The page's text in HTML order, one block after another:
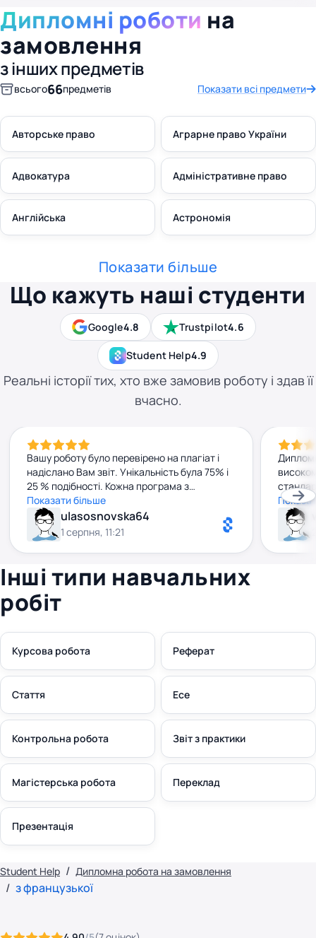
Дипломні роботи на
замовлення
з інших предметів
всього66предметів Показати всі предмети
Авторське право Аграрне право України
Адвокатура Адміністративне право
Англійська Астрономія
Показати більше
Google4.8 Trustpilot4.6
Student Help4.9
Що кажуть наші студенти
Реальні історії тих, хто вже замовив роботу і здав її
вчасно.
Вашу роботу було перевірено на плагіат і
надіслано Вам звіт. Унікальність була 75% і
25 % подібності. Кожна програма з
перевірки може мати похибку на кілька
відсотків та визначати окремо відсоток
плагіату та відсоток унікальнсоті. Будь
ласка, не плутайте ці 2 різні поняття. До
того ж, за Вашим проханням, робота була
надіслана Вам раніше вказаного терміну.
Якщо щось зроблено не за вимогами Ви
можете звернутися для доопрацювання.
Показати більше
ulasosnovska64
1 серпня, 11:21
Дуже
Інші типи навчальних
робіт
Курсова робота Реферат
Стаття Есе
Контрольна робота Звіт з практики
Магістерська робота Переклад
Презентація
Student Help Дипломна робота на замовлення
з французької